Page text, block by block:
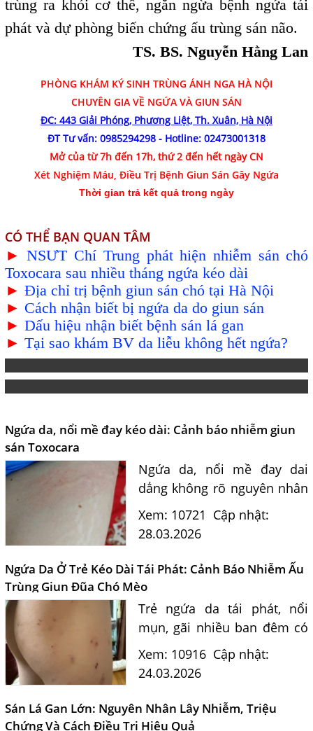
trùng ra khỏi cơ thể, ngăn ngừa bệnh ngứa tái
phát và dự phòng biến chứng ấu trùng sán não.
TS. BS. Nguyễn Hằng Lan
PHÒNG KHÁM KÝ SINH TRÙNG ÁNH NGA HÀ NỘI
CHUYÊN GIA VỀ NGỨA VÀ GIUN SÁN
ĐC: 443 Giải Phóng, Phương Liệt, Th. Xuân, Hà Nội
ĐT Tư vấn: 0985294298- Hotline: 02473001318
Mở của từ 7h đến 17h, thứ 2 đến hết ngày CN
Xét Nghiệm Máu, Điều Trị Bệnh Giun Sán Gây Ngứa
Thời gian trả kết quả trong ngày
CÓ THỂ BẠN QUAN TÂM
► NSƯT Chí Trung phát hiện nhiễm sán chó
Toxocara sau nhiều tháng ngứa kéo dài
► Địa chỉ trị bệnh giun sán chó tại Hà Nội
► Cách nhận biết bị ngứa da do giun sán
► Dấu hiệu nhận biết bệnh sán lá gan
► Tại sao khám BV da liễu không hết ngứa?
Ngứa da, nổi mề đay kéo dài: Cảnh báo nhiễm giun
sán Toxocara
Ngứa da, nổi mề đay dai
dẳng không rõ nguyên nhân
có thể do ấu trùng giun sán
Toxocara. Tư vấn chuyên
trị hiệu quả.
Xem: 10721 Cập nhật:
28.03.2026
Ngứa Da Ở Trẻ Kéo Dài Tái Phát: Cảnh Báo Nhiễm Ấu
Trùng Giun Đũa Chó Mèo
Trẻ ngứa da tái phát, nổi
mụn, gãi nhiều ban đêm có
thể do ấu trùng giun sán
Toxocara. Bác sĩ tư vấn
đũa chó mèo, cách điều trị
và...
Xem: 10916 Cập nhật:
24.03.2026
Sán Lá Gan Lớn: Nguyên Nhân Lây Nhiễm, Triệu
Chứng Và Cách Điều Trị Hiệu Quả